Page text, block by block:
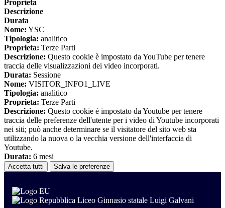
Proprieta
Descrizione
Durata
Nome: YSC
Tipologia: analitico
Proprieta: Terze Parti
Descrizione: Questo cookie è impostato da YouTube per tenere
traccia delle visualizzazioni dei video incorporati.
Durata: Sessione
Nome: VISITOR_INFO1_LIVE
Tipologia: analitico
Proprieta: Terze Parti
Descrizione: Questo cookie è impostato da Youtube per tenere
traccia delle preferenze dell'utente per i video di Youtube incorporati
nei siti; può anche determinare se il visitatore del sito web sta
utilizzando la nuova o la vecchia versione dell'interfaccia di
Youtube.
Durata: 6 mesi
Accetta tutti Salva le preferenze
Liceo Ginnasio statale Luigi Galvani